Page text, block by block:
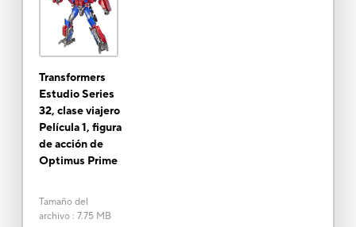
Transformers
Estudio Series
32, clase viajero
Película 1, figura
de acción de
Optimus Prime
Tamaño del
archivo: 7.75 MB